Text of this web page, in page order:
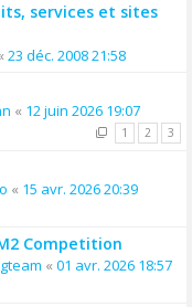
services et sites
23 déc. 2008 21:58
« 12 juin 2026 19:07
1 2 3
« 15 avr. 2026 20:39
Competition
« 01 avr. 2026 18:57